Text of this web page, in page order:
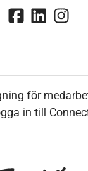
för
in till